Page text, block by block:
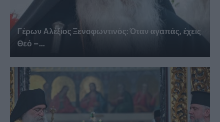
Γέρων Αλέξιος Ξενοφωντινός: Όταν αγαπάς, έχεις
Θεό –...